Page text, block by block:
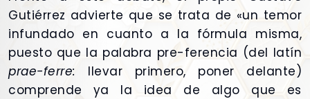
Gutiérrez advierte que se trata de «un temor
infundado en cuanto a la fórmula misma,
puesto que la palabra pre-ferencia (del latín
prae-ferre: llevar primero, poner delante)
comprende ya la idea de algo que es